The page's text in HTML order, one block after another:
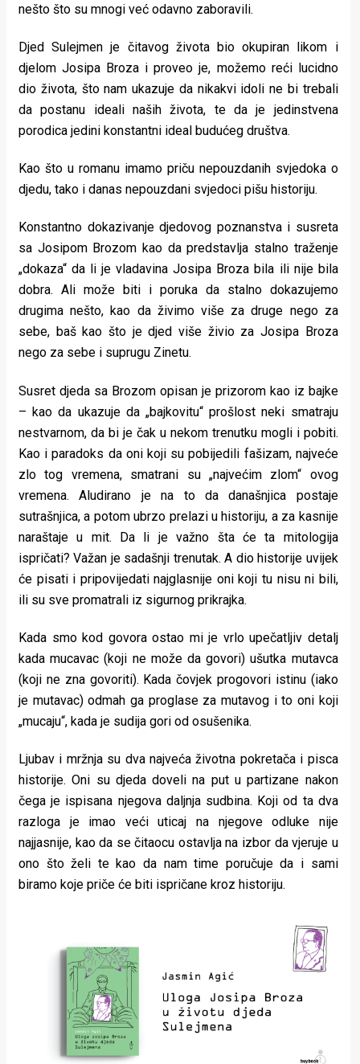
nešto što su mnogi već odavno zaboravili.
Djed Sulejmen je čitavog života bio okupiran likom i
djelom Josipa Broza i proveo je, možemo reći lucidno
dio života, što nam ukazuje da nikakvi idoli ne bi trebali
da postanu ideali naših života, te da je jedinstvena
porodica jedini konstantni ideal budućeg društva.
Kao što u romanu imamo priču nepouzdanih svjedoka o
djedu, tako i danas nepouzdani svjedoci pišu historiju.
Konstantno dokazivanje djedovog poznanstva i susreta
sa Josipom Brozom kao da predstavlja stalno traženje
„dokaza“ da li je vladavina Josipa Broza bila ili nije bila
dobra. Ali može biti i poruka da stalno dokazujemo
drugima nešto, kao da živimo više za druge nego za
sebe, baš kao što je djed više živio za Josipa Broza
nego za sebe i suprugu Zinetu.
Susret djeda sa Brozom opisan je prizorom kao iz bajke
– kao da ukazuje da „bajkovitu“ prošlost neki smatraju
nestvarnom, da bi je čak u nekom trenutku mogli i pobiti.
Kao i paradoks da oni koji su pobijedili fašizam, najveće
zlo tog vremena, smatrani su „najvećim zlom“ ovog
vremena. Aludirano je na to da današnjica postaje
sutrašnjica, a potom ubrzo prelazi u historiju, a za kasnije
naraštaje u mit. Da li je važno šta će ta mitologija
ispričati? Važan je sadašnji trenutak. A dio historije uvijek
će pisati i pripovijedati najglasnije oni koji tu nisu ni bili,
ili su sve promatrali iz sigurnog prikrajka.
Kada smo kod govora ostao mi je vrlo upečatljiv detalj
kada mucavac (koji ne može da govori) ušutka mutavca
(koji ne zna govoriti). Kada čovjek progovori istinu (iako
je mutavac) odmah ga proglase za mutavog i to oni koji
„mucaju“, kada je sudija gori od osušenika.
Ljubav i mržnja su dva najveća životna pokretača i pisca
historije. Oni su djeda doveli na put u partizane nakon
čega je ispisana njegova daljnja sudbina. Koji od ta dva
razloga je imao veći uticaj na njegove odluke nije
najjasnije, kao da se čitaocu ostavlja na izbor da vjeruje u
ono što želi te kao da nam time poručuje da i sami
biramo koje priče će biti ispričane kroz historiju.